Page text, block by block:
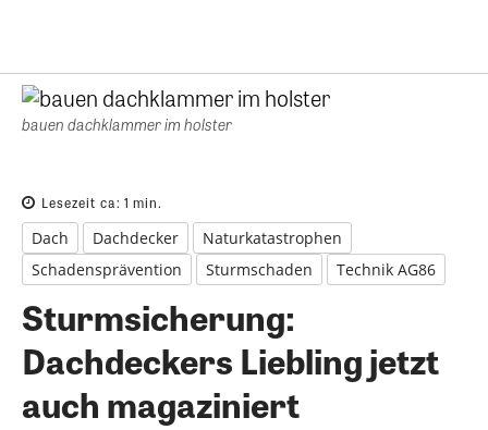
bauen dachklammer im holster
Lesezeit ca: 1 min.
Dach Dachdecker
Naturkatastrophen
Schadensprävention
Sturmschaden Technik AG86
Sturmsicherung:
Dachdeckers Liebling jetzt
auch magaziniert